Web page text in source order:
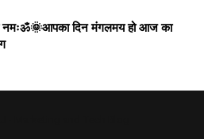
नमःॐ🌞आपका दिन मंगलमय हो आज का